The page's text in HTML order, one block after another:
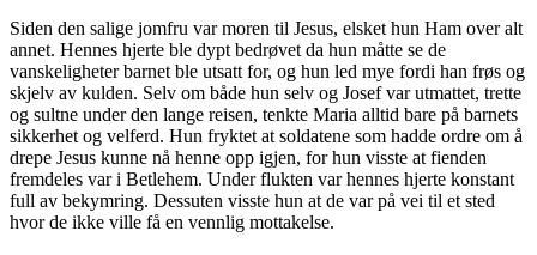
Siden den salige jomfru var moren til Jesus, elsket hun Ham over alt
annet. Hennes hjerte ble dypt bedrøvet da hun måtte se de
vanskeligheter barnet ble utsatt for, og hun led mye fordi han frøs og
skjelv av kulden. Selv om både hun selv og Josef var utmattet, trette
og sultne under den lange reisen, tenkte Maria alltid bare på barnets
sikkerhet og velferd. Hun fryktet at soldatene som hadde ordre om å
drepe Jesus kunne nå henne opp igjen, for hun visste at fienden
fremdeles var i Betlehem. Under flukten var hennes hjerte konstant
full av bekymring. Dessuten visste hun at de var på vei til et sted
hvor de ikke ville få en vennlig mottakelse.